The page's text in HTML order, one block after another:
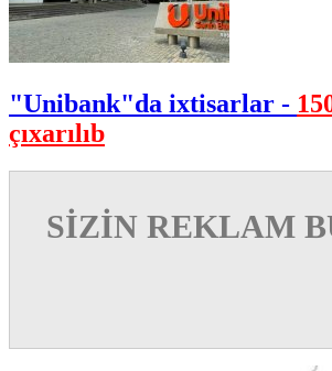
"Unibank"da ixtisarlar -
çıxarılıb
SİZİN REKLAM